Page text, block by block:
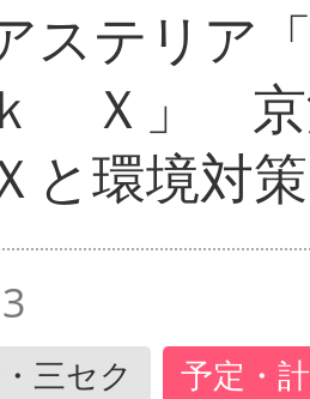
テリア
Ｘ」 京
環境対策
三セク 予定・